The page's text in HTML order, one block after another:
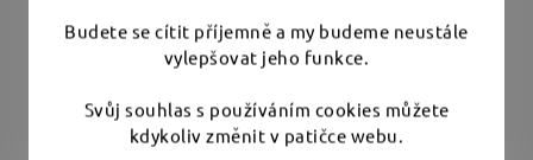
Budete se cítit příjemně a my budeme neustále
vylepšovat jeho funkce.
Svůj souhlas s používáním cookies můžete
kdykoliv změnit v patičce webu.
9 Kč
Do košíku